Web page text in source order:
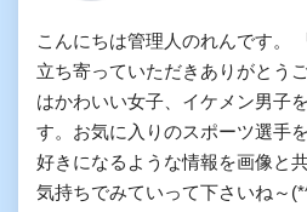
こんにちは管理人のれんです。
立ち寄っていただきありがとう
はかわいい女子、イケメン男子
す。お気に入りのスポーツ選手
好きになるような情報を画像と
気持ちでみていって下さいね～